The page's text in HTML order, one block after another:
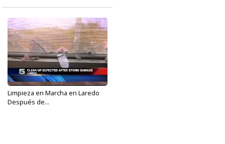
Limpieza en Marcha en Laredo
Después de...